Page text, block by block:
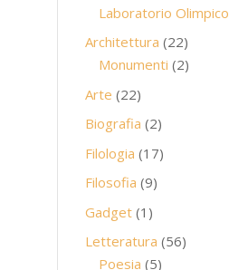
prodotti
Laboratorio Olimpico
Architettura 2222
prodotti
Monumenti 22
Arte 2222
prodotti
Biografia 22
prodotti
Filologia 1717
Filosofia 99
Gadget 1 1
prodotto
Letteratura 5656
Poesia 55